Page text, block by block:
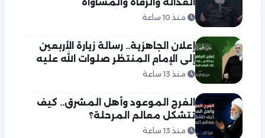
منذ 10 ساعة
إعلان الجاهزية.. رسالة زيارة الأربعين
إلى الإمام المنتظر صلوات الله عليه
منذ 13 ساعة
الفرج الموعود وأهل المشرق.. كيف
تتشكل معالم المرحلة؟
منذ 13 ساعة